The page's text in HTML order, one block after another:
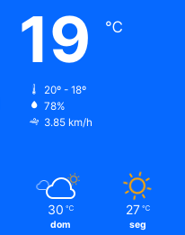
19 ℃
20º - 18º
78%
3.85 km/h
30 ℃
dom
27 ℃
seg